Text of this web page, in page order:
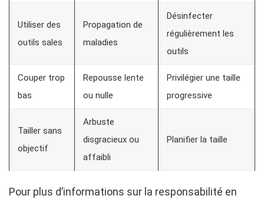
Utiliser des
outils sales
Propagation de
maladies
Désinfecter
régulièrement les
outils
Couper trop
bas
Repousse lente
ou nulle
Privilégier une taille
progressive
Tailler sans
objectif
Arbuste
disgracieux ou
affaibli
Planifier la taille
Pour plus d’informations sur la responsabilité en